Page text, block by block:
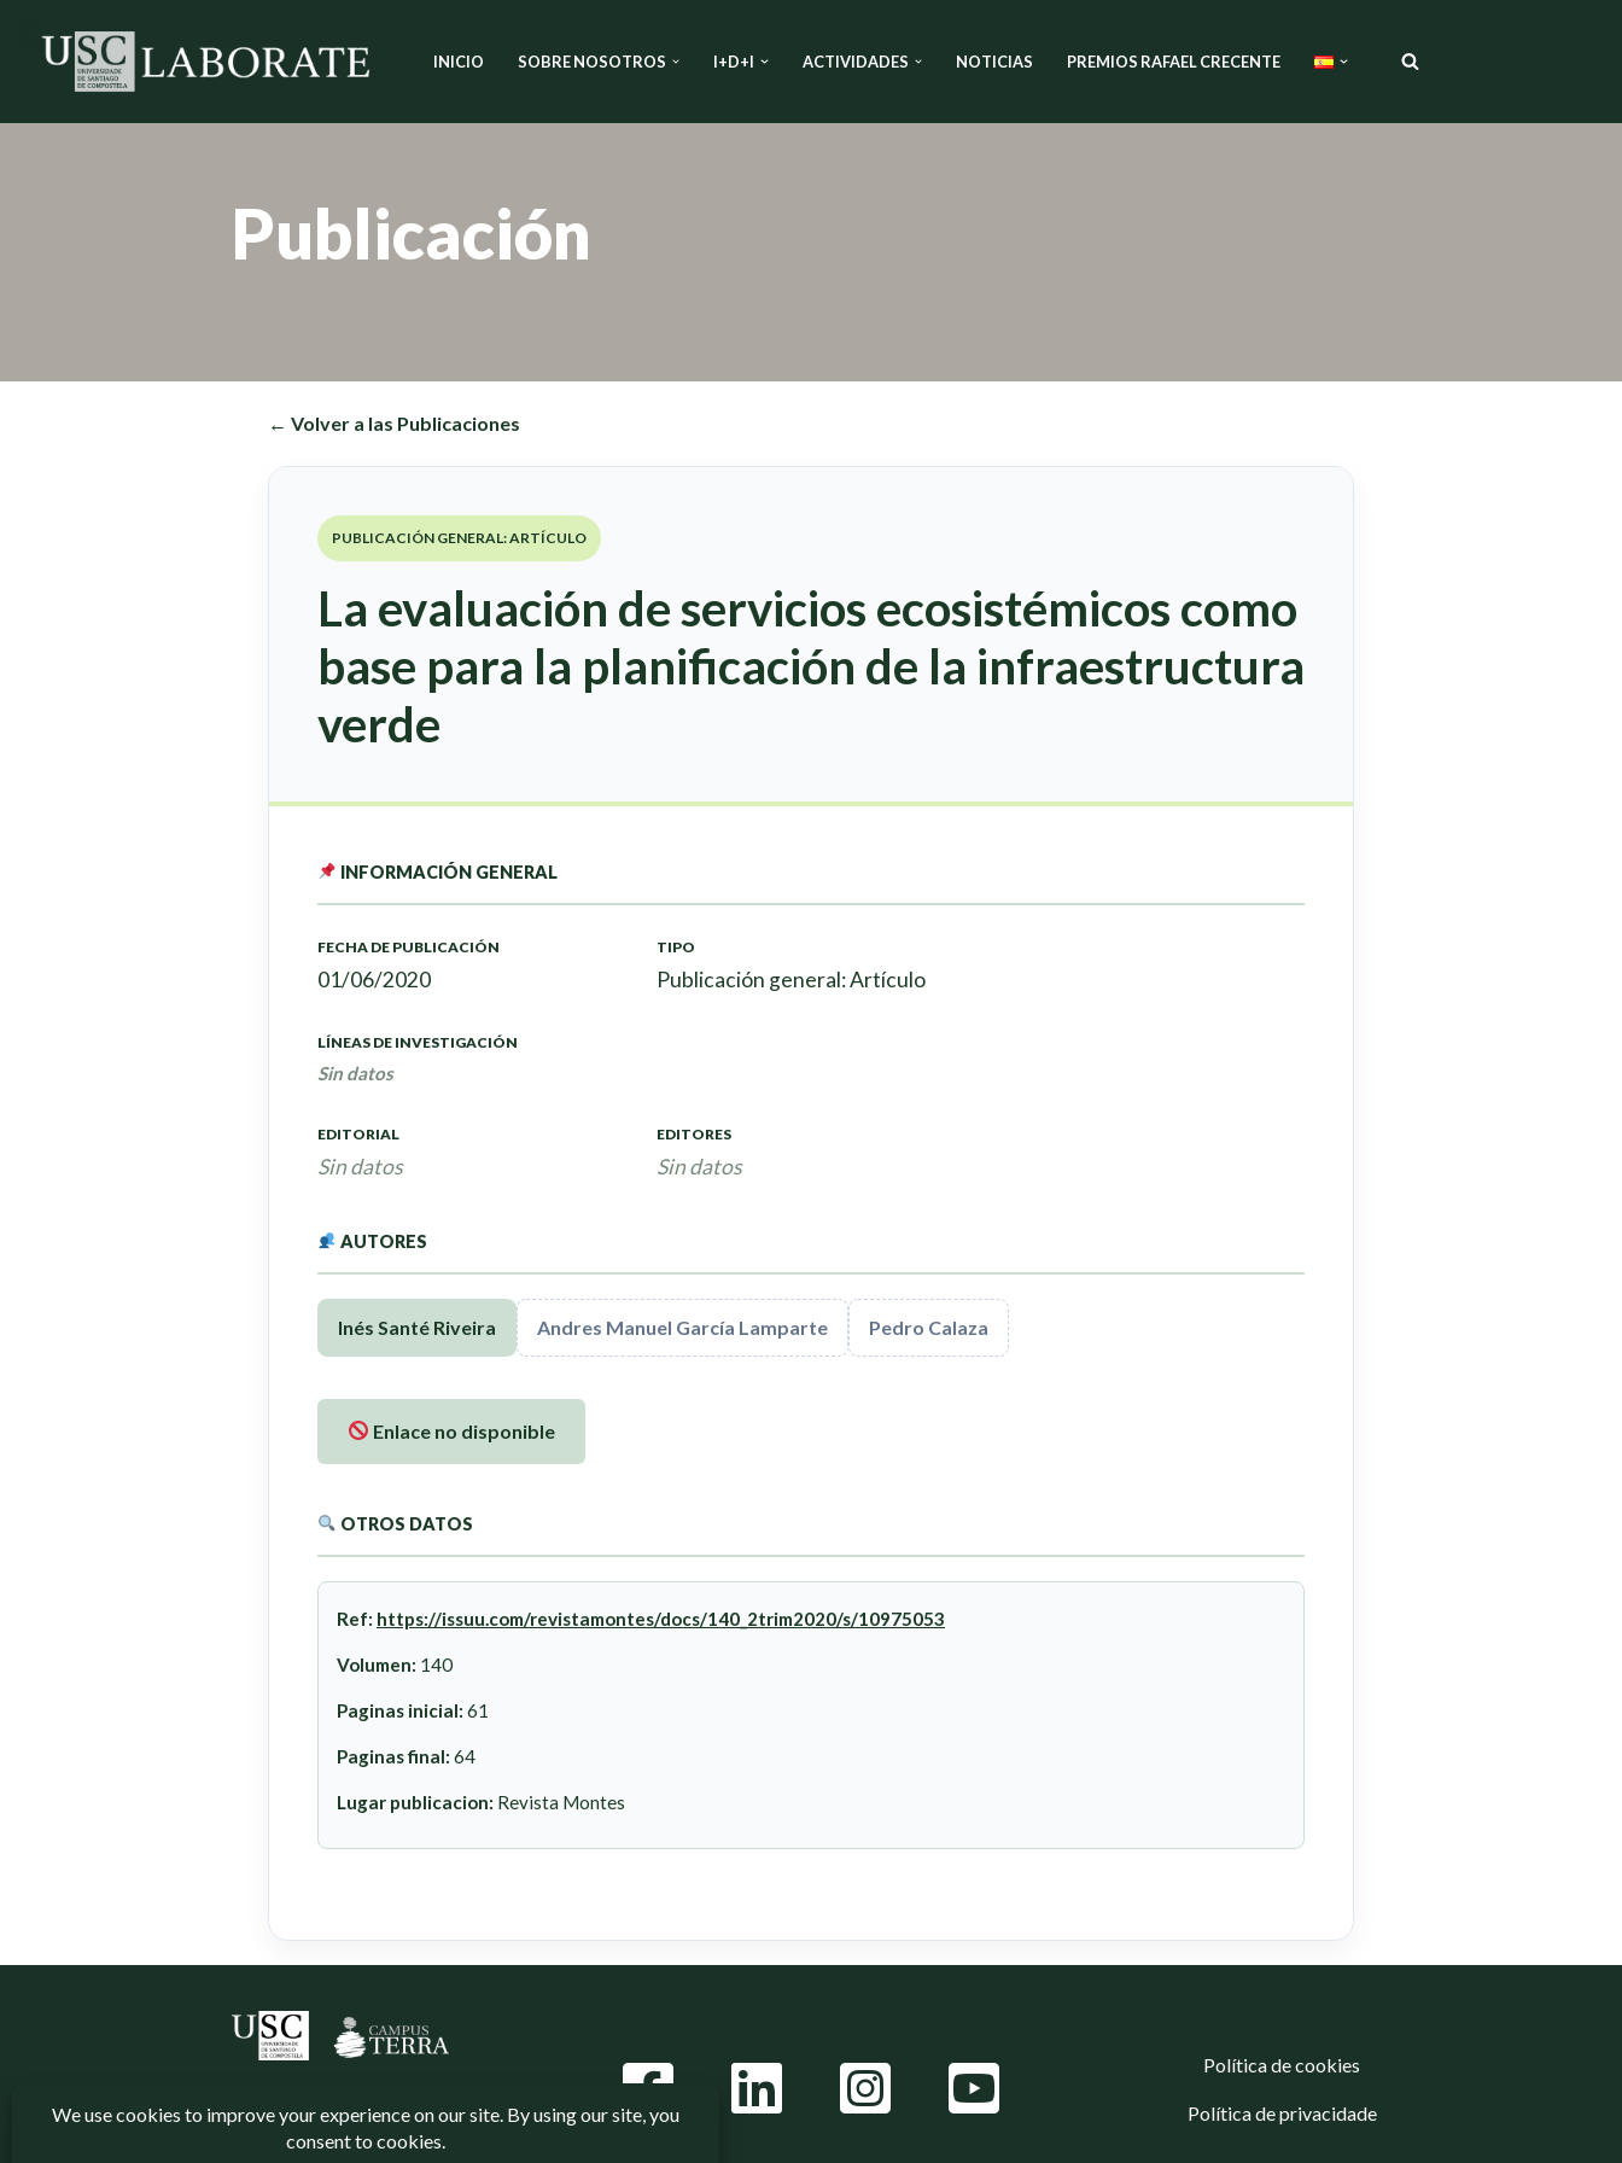
Saltar
INICIO SOBRE NOSOTROS I+D+I ACTIVIDADES NOTICIAS PREMIOS RAFAEL CRECENTE
Publicación
← Volver a las Publicaciones
PUBLICACIÓN GENERAL: ARTÍCULO
La evaluación de servicios ecosistémicos como
base para la planificación de la infraestructura
verde
INFORMACIÓN GENERAL
FECHA DE PUBLICACIÓN
01/06/2020
TIPO
Publicación general: Artículo
LÍNEAS DE INVESTIGACIÓN
Sin datos
EDITORIAL
Sin datos
EDITORES
Sin datos
AUTORES
Inés Santé Riveira Andres Manuel García Lamparte Pedro Calaza
Enlace no disponible
OTROS DATOS
Ref: https://issuu.com/revistamontes/docs/140_2trim2020/s/10975053
Volumen: 140
Paginas inicial: 61
Paginas final: 64
Lugar publicacion: Revista Montes
Política de cookies
Política de privacidade